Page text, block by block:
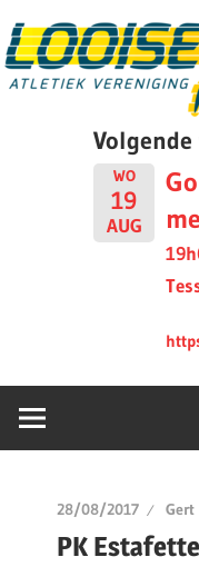
to
content
WO
19
AUG
28/08/2017 Gert
PK